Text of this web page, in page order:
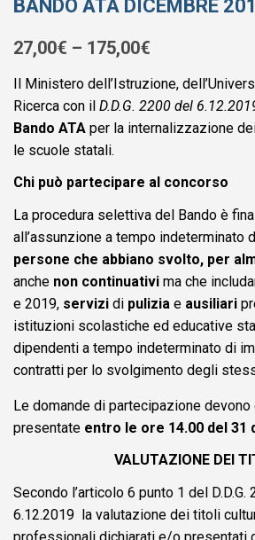
BANDO ATA DICEMBRE
27,00€ – 175,00€
Il Ministero dell’Istruzione,
Ricerca con il D.D.G. 2200 del
Bando ATA per la internalizzazione
le scuole statali.
Chi può partecipare al concorso
La procedura selettiva del Bando è
all’assunzione a tempo indeterminato
persone che abbiano svolto, per
anche non continuativi ma che
e 2019, servizi di pulizia e ausiliari
istituzioni scolastiche ed educative
dipendenti a tempo indeterminato di
contratti per lo svolgimento degli
Le domande di partecipazione
presentate entro le ore 14.00 del 31
VALUTAZIONE DEI
Secondo l’articolo 6 punto 1 del D.D.G.
6.12.2019 la valutazione dei titoli